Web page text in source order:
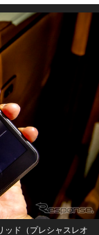
ッド（プレシャスレオ